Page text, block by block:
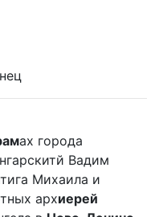
ах города
Вадим
Михаила и
архиерей